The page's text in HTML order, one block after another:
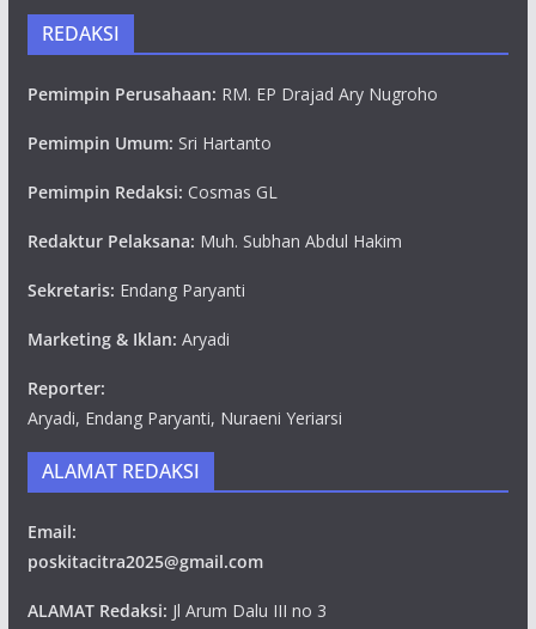
REDAKSI
Pemimpin Perusahaan: RM. EP Drajad Ary Nugroho
Pemimpin Umum: Sri Hartanto
Pemimpin Redaksi: Cosmas GL
Redaktur Pelaksana: Muh. Subhan Abdul Hakim
Sekretaris: Endang Paryanti
Marketing & Iklan: Aryadi
Reporter:
Aryadi, Endang Paryanti, Nuraeni Yeriarsi
ALAMAT REDAKSI
Email:
poskitacitra2025@gmail.com
ALAMAT Redaksi: Jl Arum Dalu III no 3